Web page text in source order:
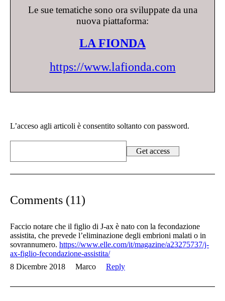
Le sue tematiche sono ora sviluppate da una
nuova piattaforma:
LA FIONDA
https://www.lafionda.com
L’acceso agli articoli è consentito soltanto con password.
Comments (11)
Faccio notare che il figlio di J-ax è nato con la fecondazione
assistita, che prevede l’eliminazione degli embrioni malati o in
sovrannumero. https://www.elle.com/it/magazine/a23275737/j-
ax-figlio-fecondazione-assistita/
8 Dicembre 2018
Marco Reply